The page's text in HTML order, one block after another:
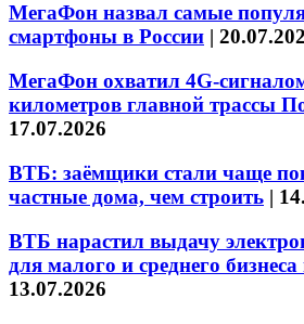
МегаФон назвал самые
смартфоны в России |
МегаФон охватил 4G-
километров главной трассы
17.07.2026
ВТБ: заёмщики стали чаще
частные дома, чем строить |
ВТБ нарастил выдачу
для малого и среднего
13.07.2026